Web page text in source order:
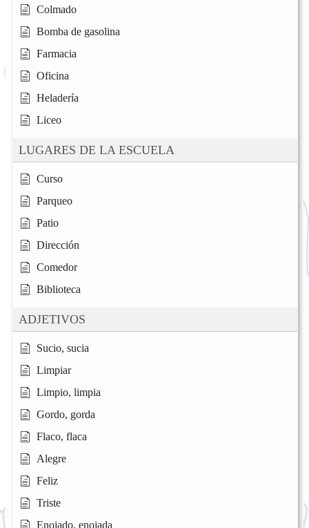
Colmado
Bomba de gasolina
Farmacia
Oficina
Heladería
Liceo
LUGARES DE LA ESCUELA
Curso
Parqueo
Patio
Dirección
Comedor
Biblioteca
ADJETIVOS
Sucio, sucia
Limpiar
Limpio, limpia
Gordo, gorda
Flaco, flaca
Alegre
Feliz
Triste
Enojado, enojada